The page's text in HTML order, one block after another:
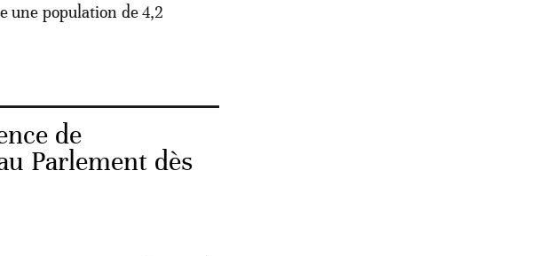
une population de 4,2
de
Parlement dès